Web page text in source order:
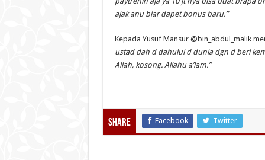
ajak anu biar dapet bonus baru.”
Kepada Yusuf Mansur @bin_abdul_malik
ustad dah d dahului d dunia dgn d beri
Allah, kosong. Allahu a’lam.”
Share Facebook Twitter